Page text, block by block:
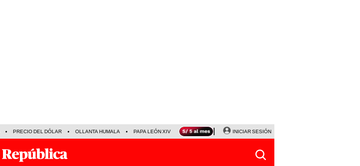
PRECIO DEL DÓLAR OLLANTA HUMALA PAPA LEÓN XIV NALDY SALDAÑA LA BELLA LUZ
INICIAR SESIÓN